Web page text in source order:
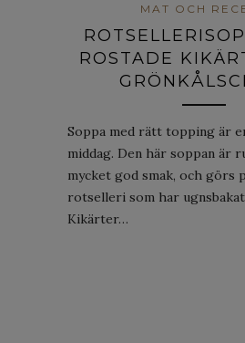
MAT OCH
ROSTADE
Soppa med rätt topping är
middag. Den här soppan är
mycket god smak, och görs
rotselleri som har
Kikärter…